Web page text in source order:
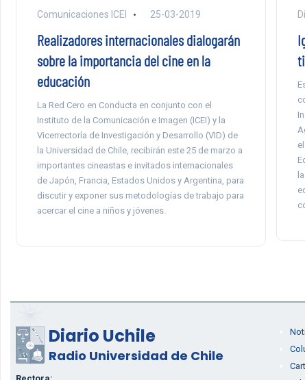
Comunicaciones ICEI 25-03-2019
Realizadores internacionales dialogarán
sobre la importancia del cine en la
educación
La Red Cero en Conducta en conjunto con el
Instituto de la Comunicación e Imagen (ICEI) y la
Vicerrectoría de Investigación y Desarrollo (VID) de
la Universidad de Chile, recibirán este 25 de marzo a
importantes cineastas e invitados internacionales
de Japón, Francia, Estados Unidos y Argentina, para
discutir y exponer sus metodologías de trabajo para
acercar el cine a niños y jóvenes.
Diario Uchile
Radio Universidad de Chile